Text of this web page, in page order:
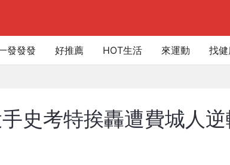
發發發 好推薦 HOT生活 來運動 找
史考特挨轟遭費城人